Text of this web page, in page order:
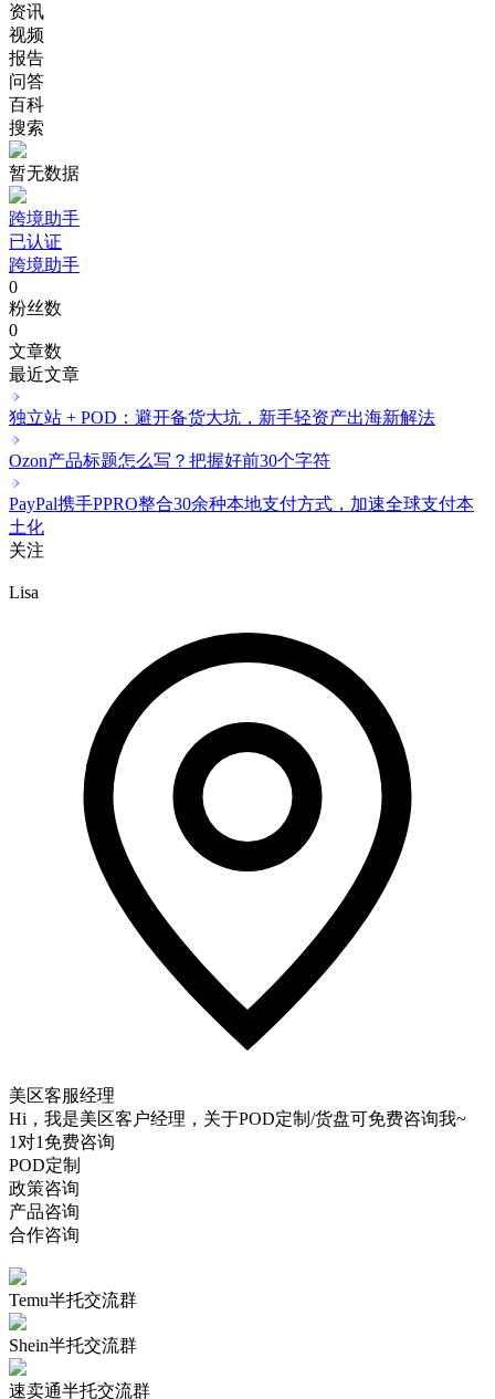
资讯
视频
报告
问答
百科
搜索
暂无数据
跨境助手
已认证
跨境助手
0
粉丝数
0
文章数
最近文章
独立站 + POD：避开备货大坑，新手轻资产出海新解法
Ozon产品标题怎么写？把握好前30个字符
PayPal携手PPRO整合30余种本地支付方式，加速全球支付本
土化
关注
Lisa
美区客服经理
Hi，我是美区客户经理，关于POD定制/货盘可免费咨询我~
1对1免费咨询
POD定制
政策咨询
产品咨询
合作咨询
Temu半托交流群
Shein半托交流群
速卖通半托交流群